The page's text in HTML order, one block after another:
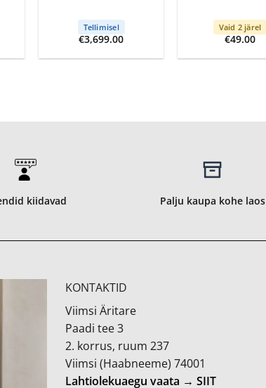
Tellimisel
€3,699.00
Vaid 2 järel
€49.00
kiidavad Palju kaupa kohe laos
KONTAKTID
Viimsi Äritare
Paadi tee 3
2. korrus, ruum 237
Viimsi (Haabneeme) 74001
Lahtiolekuaegu vaata → SIIT